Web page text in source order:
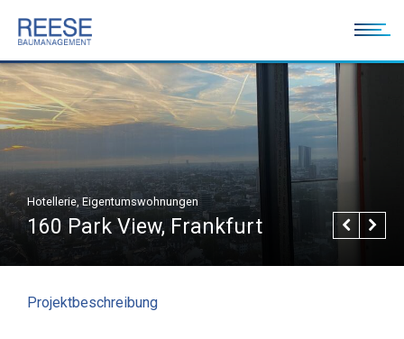
Hotellerie, Eigentumswohnungen
160 Park View, Frankfurt
Projektbeschreibung